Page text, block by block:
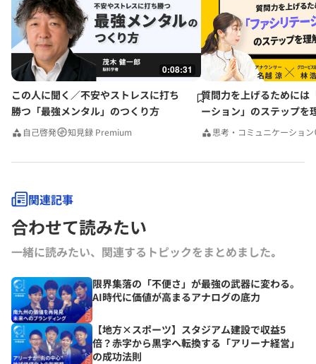
0:08:31
この人に聞く／不安やストレスに打ち
勝つ「最強メンタル」のつくり方
自己啓発 知見録 Premium
質問力を上げるためには
ーション」のステップを
みんなの相談室Premium
思考・コミュニケーション
関連記事
合わせて読みたい
一緒に読みたい、関連するトピックをまとめました｡
限界集落の「不便さ」が最強の武器に変わる。
AI時代に価値が高まるアナログの底力
【地方×スポーツ】スタジアム建設で収益5
倍？赤字から黒字へ転換する「アリーナ経営」
の成功法則